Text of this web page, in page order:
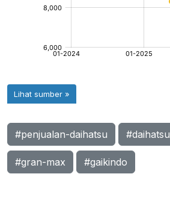
#penjualan-daihatsu #daihatsu
#gran-max #gaikindo